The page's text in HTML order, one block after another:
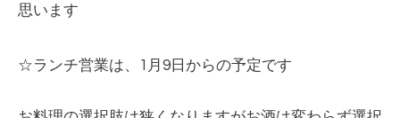
思います
☆ランチ営業は、1月9日からの予定です